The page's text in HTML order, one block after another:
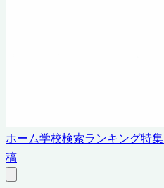
ホーム学校検索ランキング特集
稿